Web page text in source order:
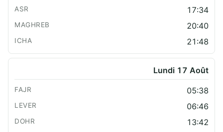
17:34
20:40
21:48
Lundi 17 Août
05:38
06:46
13:42